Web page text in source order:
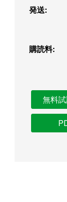
発送:
購読料:
無料